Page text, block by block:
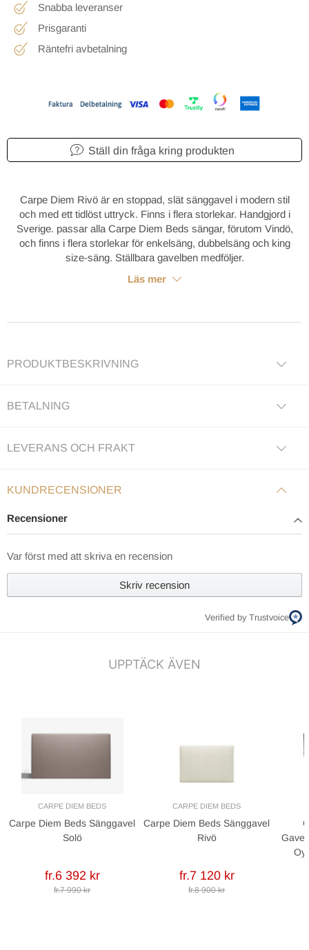
Snabba leveranser
Prisgaranti
Räntefri avbetalning
Ställ din fråga kring produkten
Carpe Diem Rivö är en stoppad, slät sänggavel i modern stil
och med ett tidlöst uttryck. Finns i flera storlekar. Handgjord i
Sverige. passar alla Carpe Diem Beds sängar, förutom Vindö,
och finns i flera storlekar för enkelsäng, dubbelsäng och king
size-säng. Ställbara gavelben medföljer.
Läs mer
PRODUKTBESKRIVNING
BETALNING
LEVERANS OCH FRAKT
KUNDRECENSIONER
Recensioner
Var först med att skriva en recension
Skriv recension
Verified by Trustvoice
UPPTÄCK ÄVEN
CARPE DIEM BEDS
Carpe Diem Beds Sänggavel
Solö
fr.6 392 kr
fr.7 990 kr
CARPE DIEM BEDS
Carpe Diem Beds Sänggavel
Rivö
fr.7 120 kr
fr.8 900 kr